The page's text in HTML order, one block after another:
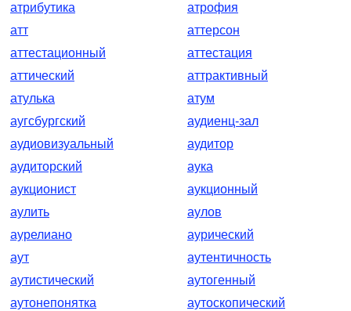
атрибутика
атрофия
атт
аттерсон
аттестационный
аттестация
аттический
аттрактивный
атулька
атум
аугсбургский
аудиенц-зал
аудиовизуальный
аудитор
аудиторский
аука
аукционист
аукционный
аулить
аулов
аурелиано
аурический
аут
аутентичность
аутистический
аутогенный
аутонепонятка
аутоскопический